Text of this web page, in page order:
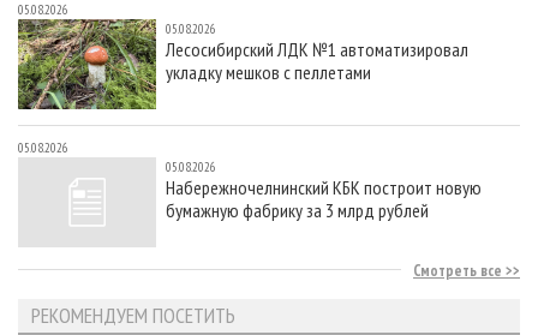
05.08.2026
05.08.2026
Лесосибирский ЛДК №1 автоматизировал
укладку мешков с пеллетами
05.08.2026
05.08.2026
Набережночелнинский КБК построит новую
бумажную фабрику за 3 млрд рублей
Смотреть все
РЕКОМЕНДУЕМ ПОСЕТИТЬ